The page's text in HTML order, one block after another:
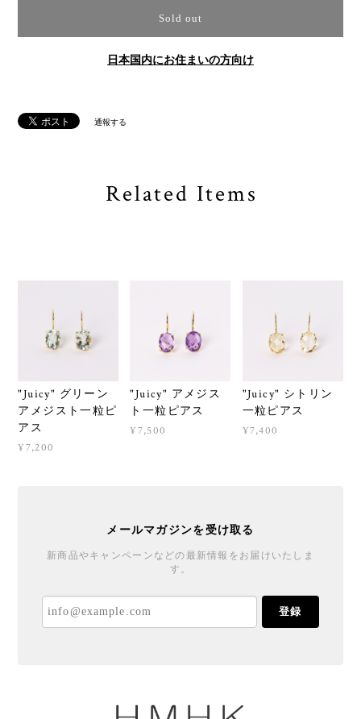
Sold out
日本国内にお住まいの方向け
通報する
Related Items
"Juicy" グリーン
アメジスト一粒ピ
アス
¥7,200
"Juicy" アメジス
ト一粒ピアス
¥7,500
"Juicy" シトリン
一粒ピアス
¥7,400
メールマガジンを受け取る
新商品やキャンペーンなどの最新情報をお届けいたしま
す。
登録